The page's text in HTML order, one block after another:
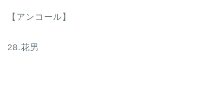
【アンコール】
28.花男